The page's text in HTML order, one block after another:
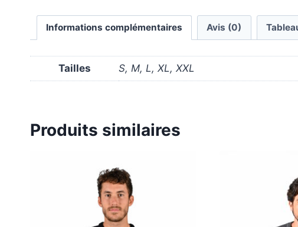
Informations complémentaires Avis (0)
Tailles S, M, L, XL, XXL
Produits similaires